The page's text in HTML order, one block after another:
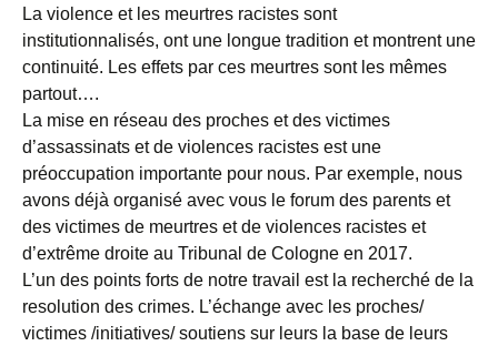
La violence et les meurtres racistes sont
institutionnalisés, ont une longue tradition et montrent une
continuité. Les effets par ces meurtres sont les mêmes
partout….
La mise en réseau des proches et des victimes
d’assassinats et de violences racistes est une
préoccupation importante pour nous. Par exemple, nous
avons déjà organisé avec vous le forum des parents et
des victimes de meurtres et de violences racistes et
d’extrême droite au Tribunal de Cologne en 2017.
L’un des points forts de notre travail est la recherché de la
resolution des crimes. L’échange avec les proches/
victimes /initiatives/ soutiens sur leurs la base de leurs